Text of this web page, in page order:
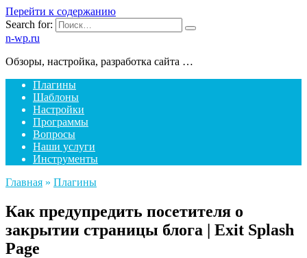
Перейти к содержанию
Search for:
n-wp.ru
Обзоры, настройка, разработка сайта …
Плагины
Шаблоны
Настройки
Программы
Вопросы
Наши услуги
Инструменты
Главная » Плагины
Как предупредить посетителя о
закрытии страницы блога | Exit Splash
Page